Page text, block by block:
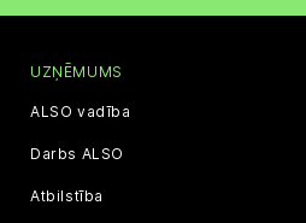
UZŅĒMUMS
ALSO vadība
Darbs ALSO
Atbilstība